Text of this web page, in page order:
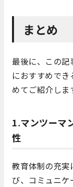
まとめ
最後に、この
におすすめで
めてご紹介しま
1.マンツーマ
性
教育体制の充実
び、コミュニ